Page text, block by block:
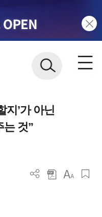
지’가 아닌
는 것”